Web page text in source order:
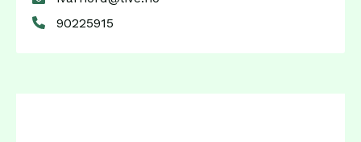
90225915